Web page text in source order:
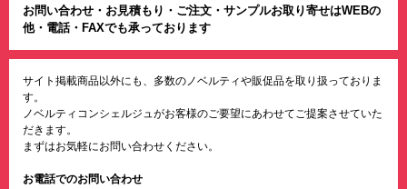
お問い合わせ・お見積もり・ご注文・サンプルお取り寄せはWEBの
他・電話・FAXでも承っております
サイト掲載商品以外にも、多数のノベルティや販促品を取り扱っておりま
す。
ノベルティコンシェルジュがお客様のご要望にあわせてご提案させていた
だきます。
まずはお気軽にお問い合わせください。
お電話でのお問い合わせ